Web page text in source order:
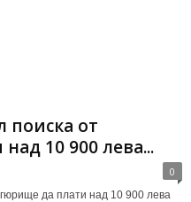
поиска от
10 900 лева...
0
да плати над 10 900 лева